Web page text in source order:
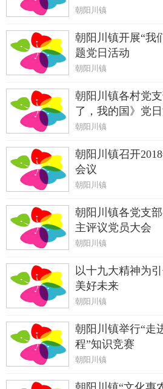
朝阳川镇
朝阳川镇开展“我
题党日活动
朝阳川镇
朝阳川镇各村党
了，我的国》党
朝阳川镇
朝阳川镇召开
会议
朝阳川镇
朝阳川镇各党支
主评议党员大会
朝阳川镇
以十九大精神为
美好未来
朝阳川镇
朝阳川镇举行“走
程”知识竞赛
朝阳川镇